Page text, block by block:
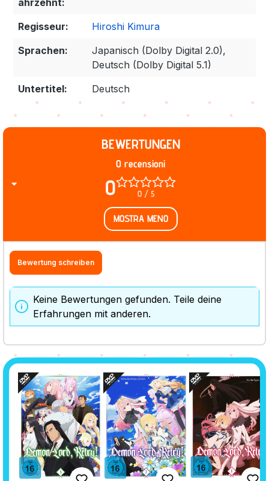
ahrzehnt:
Regisseur:
Hiroshi Kimura
Sprachen:
Japanisch (Dolby Digital 2.0),
Deutsch (Dolby Digital 5.1)
Untertitel:
Deutsch
BEWERTUNGEN
0 0 / 5
0 recensioni
MOSTRA MENO
Bewertung schreiben
Keine Bewertungen gefunden. Teile deine
Erfahrungen mit anderen.